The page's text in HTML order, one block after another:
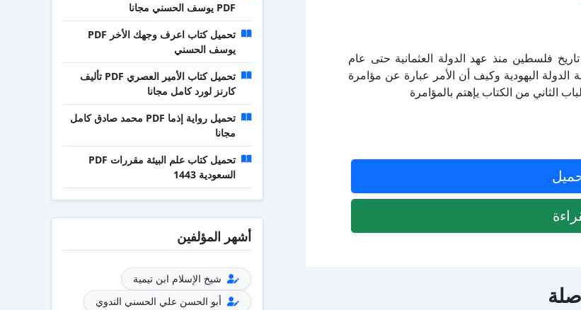
فلسطين منذ عهد الدولة العثمانية حتى عام
الدولة اليهودية وكيف أن الأمر عبارة عن مؤامرة
PDF يوسف الحسني مجانا
تحميل كتاب اعرف وجهك الأخر PDF
يوسف الحسني
تحميل كتاب الأمير العصري PDF تأليف
كارنز لورد كامل مجانا
تحميل رواية إذما PDF محمد صادق كامل
مجانا
تحميل كتاب علم البيئة مقررات PDF
السعودية 1443
أشهر المؤلفين
شيخ الإسلام ابن تيمية
أبو الحسن علي الحسني الندوي